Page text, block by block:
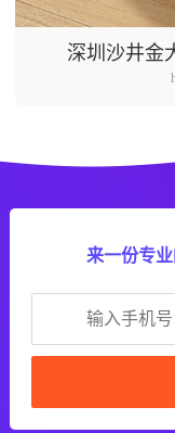
深圳沙井金
来一份专